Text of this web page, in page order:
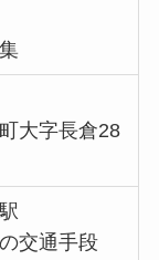
大字長倉28
交通手段